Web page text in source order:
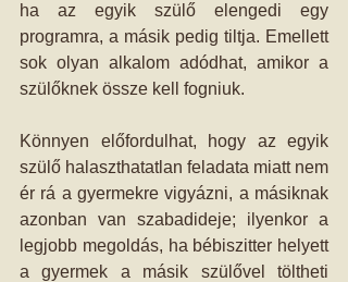
ha az egyik szülő elengedi egy
programra, a másik pedig tiltja. Emellett
sok olyan alkalom adódhat, amikor a
szülőknek össze kell fogniuk.
Könnyen előfordulhat, hogy az egyik
szülő halaszthatatlan feladata miatt nem
ér rá a gyermekre vigyázni, a másiknak
azonban van szabadideje; ilyenkor a
legjobb megoldás, ha bébiszitter helyett
a gyermek a másik szülővel töltheti